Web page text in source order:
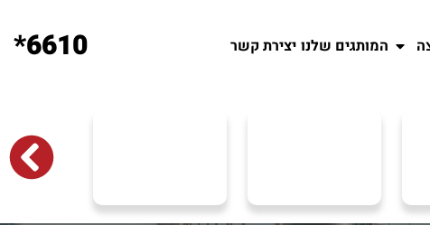
המותגים שלנו יצירת קשר 6610*